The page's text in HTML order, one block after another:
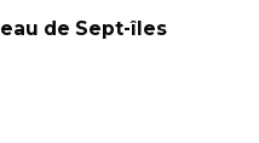
de Sept-îles